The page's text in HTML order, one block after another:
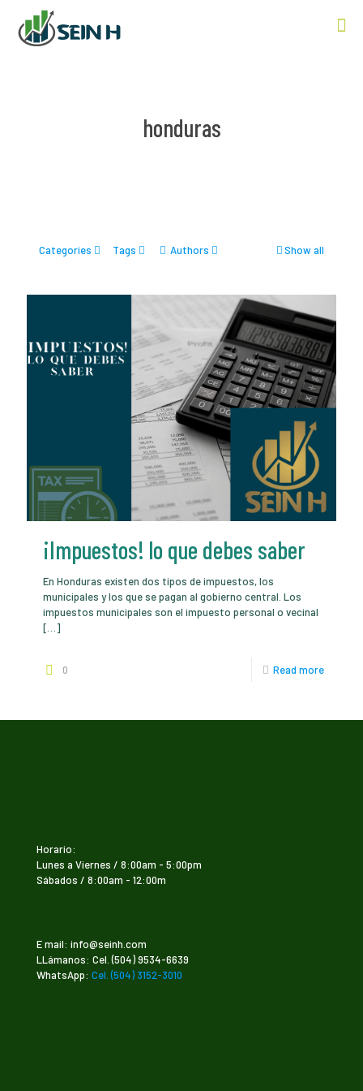
honduras
Categories Tags Authors Show all
¡Impuestos! lo que debes saber
En Honduras existen dos tipos de impuestos, los
municipales y los que se pagan al gobierno central. Los
impuestos municipales son el impuesto personal o vecinal
[…]
0 Read more
Horario:
Lunes a Viernes / 8:00am - 5:00pm
Sábados / 8:00am - 12:00m
E mail: info@seinh.com
LLámanos: Cel. (504) 9534-6639
WhatsApp: Cel. (504) 3152-3010